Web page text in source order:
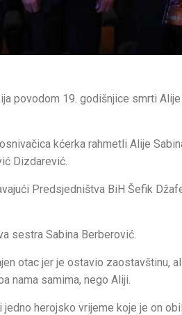
povodom 19. godišnjice smrti
kćerka rahmetli Alije
Dizdarević.
Predsjedništva BiH Šefik
sestra Sabina Berberović.
otac jer je ostavio zaostavštinu,
nama samima, nego Aliji.
herojsko vrijeme koje je on